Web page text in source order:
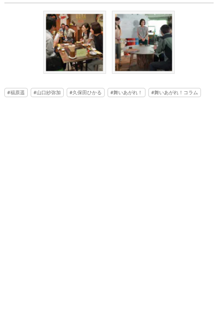
福原遥 山口紗弥加 久保田ひかる 舞いあがれ！ 舞いあがれ！コラム